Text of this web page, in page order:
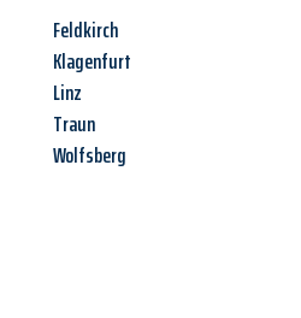
Feldkirch
Klagenfurt
Linz
Traun
Wolfsberg